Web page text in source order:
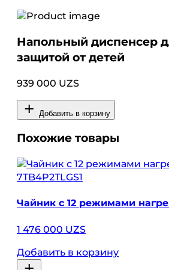
Напольный диспенсер
защитой от детей
939 000 UZS
Добавить в корзину
Похожие товары
7TB4P2TLGS1
Чайник с 12 режимами
1 476 000 UZS
Добавить в корзину